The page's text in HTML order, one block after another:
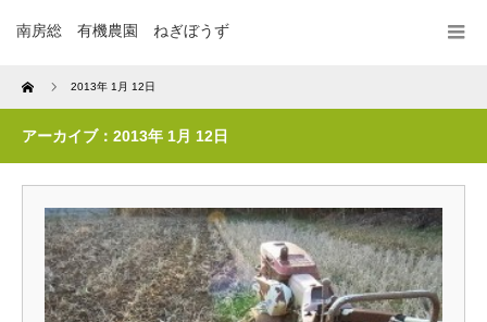
南房総 有機農園 ねぎぼうず
Home 2013年 1月 12日
アーカイブ：2013年 1月 12日